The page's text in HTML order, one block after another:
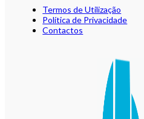
Termos de Utilização
Política de Privacidade
Contactos